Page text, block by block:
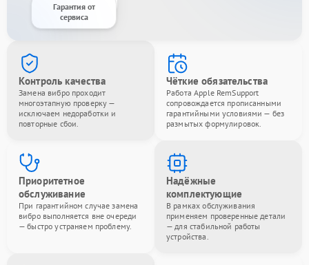
Гарантия от
сервиса
Контроль качества
Замена вибро проходит
многоэтапную проверку —
исключаем недоработки и
повторные сбои.
Чёткие обязательства
Работа Apple RemSupport
сопровождается прописанными
гарантийными условиями — без
размытых формулировок.
Приоритетное
обслуживание
При гарантийном случае замена
вибро выполняется вне очереди
— быстро устраняем проблему.
Надёжные
комплектующие
В рамках обслуживания
применяем проверенные детали
— для стабильной работы
устройства.